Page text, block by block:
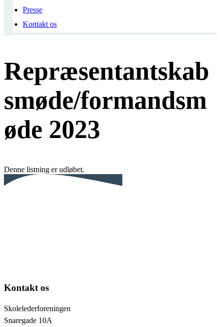
Presse
Kontakt os
Repræsentantskab
smøde/formandsm
øde 2023
Denne listning er udløbet.
Kontakt os
Skolelederforeningen
Snaregade 10A